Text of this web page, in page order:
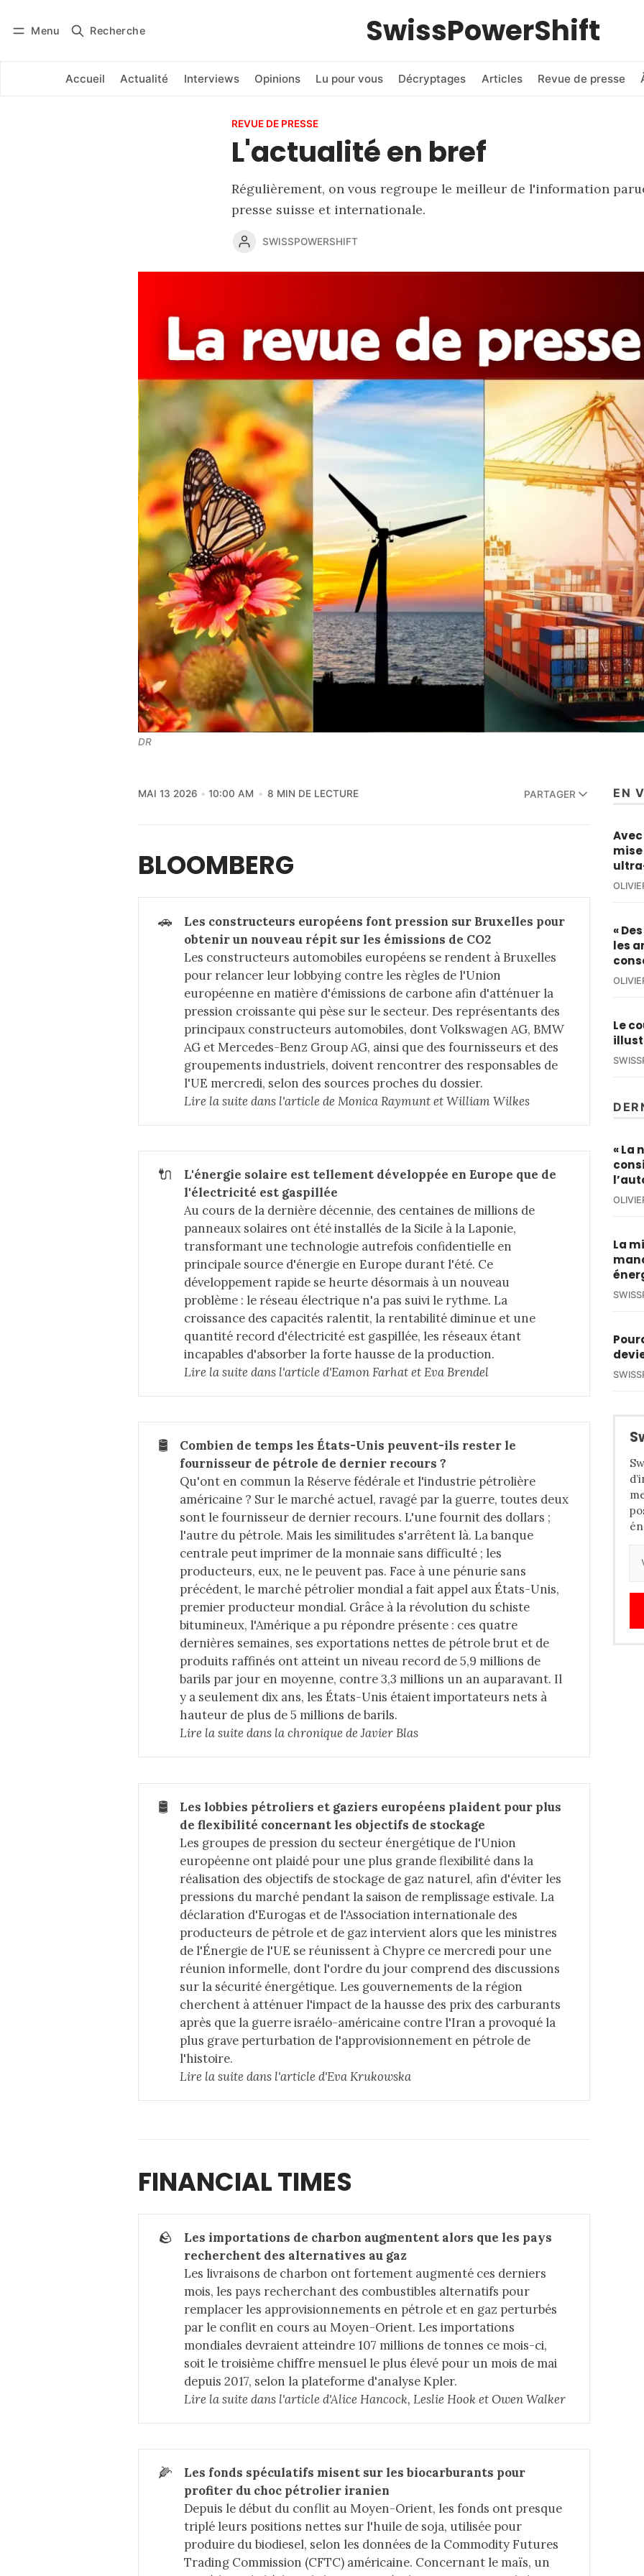
Menu Recherche SwissPowerShift
Accueil Actualité Interviews Opinions Lu pour vous Décryptages Articles Revue de presse
Se connecter
REVUE DE PRESSE
L'actualité en bref
Régulièrement, on vous regroupe le meilleur de l'information
presse suisse et internationale.
SWISSPOWERSHIFT
DR
MAI 13 2026 10:00 AM 8 MIN DE LECTURE PARTAGER
BLOOMBERG
🚗
Les constructeurs européens font pression sur Bruxelles pour
obtenir un nouveau répit sur les émissions de CO2
Les constructeurs automobiles européens se rendent à Bruxelles
pour relancer leur lobbying contre les règles de l'Union
européenne en matière d'émissions de carbone afin d'atténuer la
pression croissante qui pèse sur le secteur. Des représentants des
principaux constructeurs automobiles, dont Volkswagen AG, BMW
AG et Mercedes-Benz Group AG, ainsi que des fournisseurs et des
groupements industriels, doivent rencontrer des responsables de
l'UE mercredi, selon des sources proches du dossier.
Lire la suite dans l'article de Monica Raymunt et William Wilkes
🔌
L'énergie solaire est tellement développée en Europe que de
l'électricité est gaspillée
Au cours de la dernière décennie, des centaines de millions de
panneaux solaires ont été installés de la Sicile à la Laponie,
transformant une technologie autrefois confidentielle en
principale source d'énergie en Europe durant l'été. Ce
développement rapide se heurte désormais à un nouveau
problème : le réseau électrique n'a pas suivi le rythme. La
croissance des capacités ralentit, la rentabilité diminue et une
quantité record d'électricité est gaspillée, les réseaux étant
incapables d'absorber la forte hausse de la production.
Lire la suite dans l'article d'Eamon Farhat et Eva Brendel
🛢️
Combien de temps les États-Unis peuvent-ils rester le
fournisseur de pétrole de dernier recours ?
Qu'ont en commun la Réserve fédérale et l'industrie pétrolière
américaine ? Sur le marché actuel, ravagé par la guerre, toutes deux
sont le fournisseur de dernier recours. L'une fournit des dollars ;
l'autre du pétrole. Mais les similitudes s'arrêtent là. La banque
centrale peut imprimer de la monnaie sans difficulté ; les
producteurs, eux, ne le peuvent pas. Face à une pénurie sans
précédent, le marché pétrolier mondial a fait appel aux États-Unis,
premier producteur mondial. Grâce à la révolution du schiste
bitumineux, l'Amérique a pu répondre présente : ces quatre
dernières semaines, ses exportations nettes de pétrole brut et de
produits raffinés ont atteint un niveau record de 5,9 millions de
barils par jour en moyenne, contre 3,3 millions un an auparavant. Il
y a seulement dix ans, les États-Unis étaient importateurs nets à
hauteur de plus de 5 millions de barils.
Lire la suite dans la chronique de Javier Blas
🛢️
Les lobbies pétroliers et gaziers européens plaident pour plus
de flexibilité concernant les objectifs de stockage
Les groupes de pression du secteur énergétique de l'Union
européenne ont plaidé pour une plus grande flexibilité dans la
réalisation des objectifs de stockage de gaz naturel, afin d'éviter les
pressions du marché pendant la saison de remplissage estivale. La
déclaration d'Eurogas et de l'Association internationale des
producteurs de pétrole et de gaz intervient alors que les ministres
de l'Énergie de l'UE se réunissent à Chypre ce mercredi pour une
réunion informelle, dont l'ordre du jour comprend des discussions
sur la sécurité énergétique. Les gouvernements de la région
cherchent à atténuer l'impact de la hausse des prix des carburants
après que la guerre israélo-américaine contre l'Iran a provoqué la
plus grave perturbation de l'approvisionnement en pétrole de
l'histoire.
Lire la suite dans l'article d'Eva Krukowska
FINANCIAL TIMES
🪨
Les importations de charbon augmentent alors que les pays
recherchent des alternatives au gaz
Les livraisons de charbon ont fortement augmenté ces derniers
mois, les pays recherchant des combustibles alternatifs pour
remplacer les approvisionnements en pétrole et en gaz perturbés
par le conflit en cours au Moyen-Orient. Les importations
mondiales devraient atteindre 107 millions de tonnes ce mois-ci,
soit le troisième chiffre mensuel le plus élevé pour un mois de mai
depuis 2017, selon la plateforme d'analyse Kpler.
Lire la suite dans l'article d'Alice Hancock, Leslie Hook et Owen Walker
🌽
Les fonds spéculatifs misent sur les biocarburants pour
profiter du choc pétrolier iranien
Depuis le début du conflit au Moyen-Orient, les fonds ont presque
triplé leurs positions nettes sur l'huile de soja, utilisée pour
produire du biodiesel, selon les données de la Commodity Futures
Trading Commission (CFTC) américaine. Concernant le maïs, un
EN
«
les
Le
« La
La